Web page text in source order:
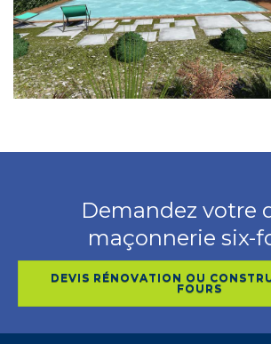
Demandez votre
maçonnerie six-
DEVIS RÉNOVATION OU
FOURS